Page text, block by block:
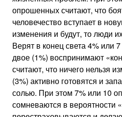
опрошенных считают, что
человечество вступает в
изменения и будут, то люди
Верят в конец света 4% или
двое (1%) воспринимают
считают, что ничего нельзя
(3%) активно готовятся и
солью. При этом 7% или 10
сомневаются в вероятности